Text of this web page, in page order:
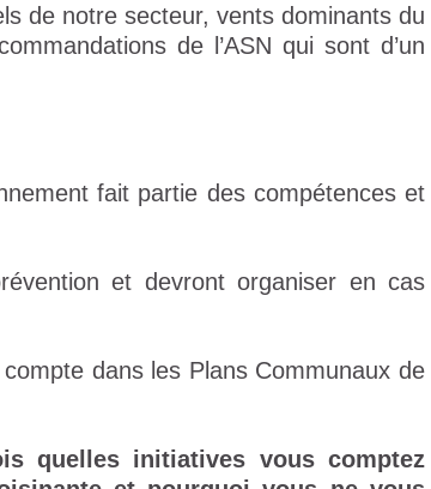
de notre secteur, vents dominants du
de l’ASN qui sont d’un
fait partie des compétences et
et devront organiser en cas
dans les Plans Communaux de
quelles initiatives vous comptez